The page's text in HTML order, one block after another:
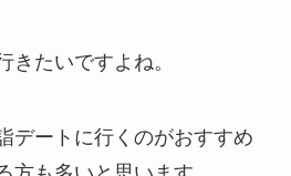
きたいですよね。
デートに行くのがおすすめ